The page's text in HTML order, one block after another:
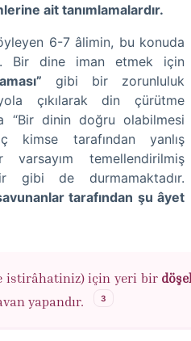
ait tanımlamalardır.
6-7 âlimin, bu konuda
Bir dine iman etmek için
gibi bir zorunluluk
çıkılarak din çürütme
“Bir dinin doğru olabilmesi
kimse tarafından yanlış
varsayım temellendirilmiş
gibi de durmamaktadır.
tarafından şu âyet
istirâhatiniz) için yeri bir
yapandır.
3